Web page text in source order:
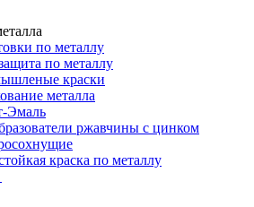
по металлу
по металлу
краски
металла
Эмаль
ржавчины с цинком
краска по металлу